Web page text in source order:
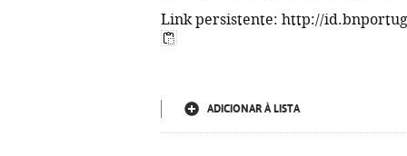
Link persistente: http://
ADICIONAR À LISTA